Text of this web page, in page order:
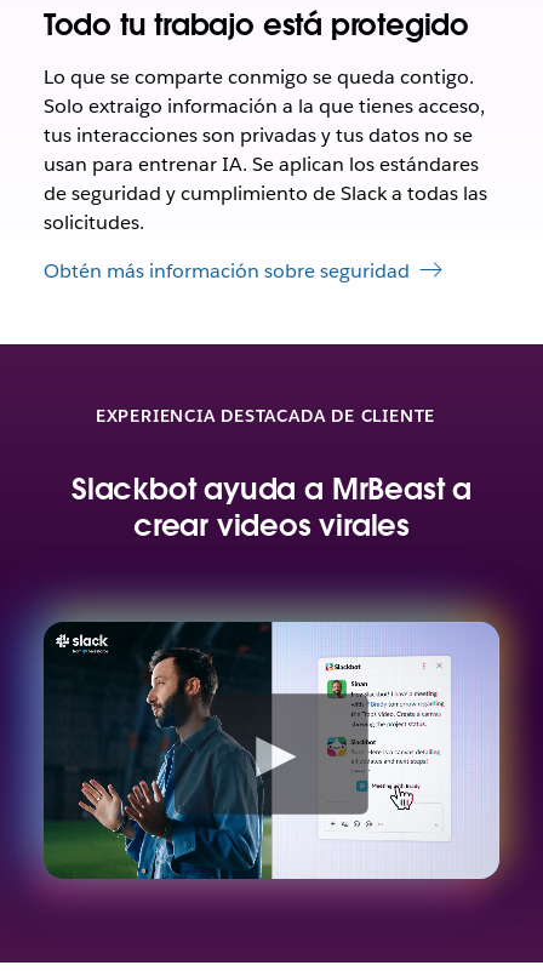
Todo tu trabajo está protegido
Lo que se comparte conmigo se queda contigo.
Solo extraigo información a la que tienes acceso,
tus interacciones son privadas y tus datos no se
usan para entrenar IA. Se aplican los estándares
de seguridad y cumplimiento de Slack a todas las
solicitudes.
Obtén más información sobre seguridad
EXPERIENCIA DESTACADA DE CLIENTE
Slackbot ayuda a MrBeast a
crear videos virales
V
d